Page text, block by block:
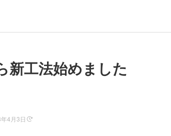
新工法始めました
4月3日